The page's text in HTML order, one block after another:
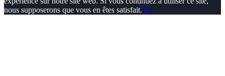
nous supposerons que vous en êtes satisfait.Ok